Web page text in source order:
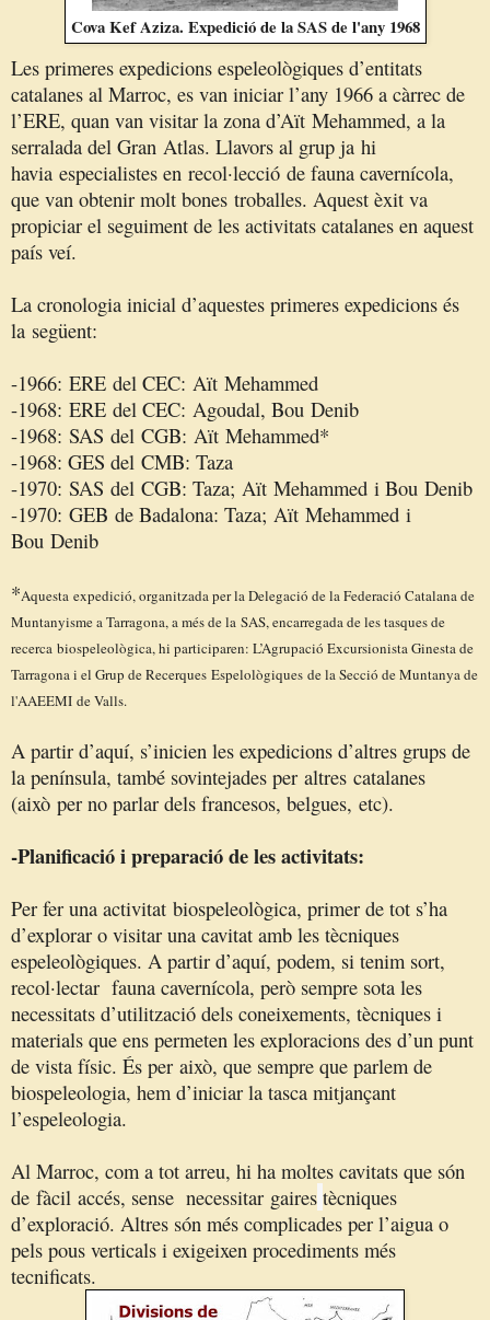
Cova Kef Aziza. Expedició de la SAS de l'any 1968
Les primeres expedicions espeleològiques d’entitats
catalanes al Marroc, es van iniciar l’any 1966 a càrrec de
l’ERE, quan van visitar la zona d’Aït Mehammed, a la
serralada del Gran Atlas. Llavors al grup ja hi
havia especialistes en recol·lecció de fauna cavernícola,
que van obtenir molt bones troballes. Aquest èxit va
propiciar el seguiment de les activitats catalanes en aquest
país veí.
La cronologia inicial d’aquestes primeres expedicions és
la següent:
-1966: ERE del CEC: Aït Mehammed
-1968: ERE del CEC: Agoudal, Bou Denib
-1968: SAS del CGB: Aït Mehammed*
-1968: GES del CMB: Taza
-1970: SAS del CGB: Taza; Aït Mehammed i Bou Denib
-1970: GEB de Badalona: Taza; Aït Mehammed i
Bou Denib
*Aquesta expedició, organitzada per la Delegació de la Federació Catalana de
Muntanyisme a Tarragona, a més de la SAS, encarregada de les tasques de
recerca biospeleològica, hi participaren: L’Agrupació Excursionista Ginesta de
Tarragona i el Grup de Recerques Espelològiques de la Secció de Muntanya de
l'AAEEMI de Valls.
A partir d’aquí, s’inicien les expedicions d’altres grups de
la península, també sovintejades per altres catalanes
(això per no parlar dels francesos, belgues, etc).
-Planificació i preparació de les activitats:
Per fer una activitat biospeleològica, primer de tot s’ha
d’explorar o visitar una cavitat amb les tècniques
espeleològiques. A partir d’aquí, podem, si tenim sort,
recol·lectar fauna cavernícola, però sempre sota les
necessitats d’utilització dels coneixements, tècniques i
materials que ens permeten les exploracions des d’un punt
de vista físic. És per això, que sempre que parlem de
biospeleologia, hem d’iniciar la tasca mitjançant
l’espeleologia.
Al Marroc, com a tot arreu, hi ha moltes cavitats que són
de fàcil accés, sense necessitar gaires tècniques
d’exploració. Altres són més complicades per l’aigua o
pels pous verticals i exigeixen procediments més
tecnificats.